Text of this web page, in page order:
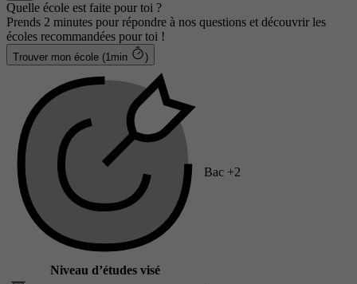
Quelle école est faite pour toi ?
Prends 2 minutes pour répondre à nos questions et découvrir les
écoles recommandées pour toi !
Trouver mon école (1min )
Niveau d’études visé
Bac +2